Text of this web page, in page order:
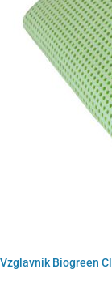
Vzglavnik Biogreen